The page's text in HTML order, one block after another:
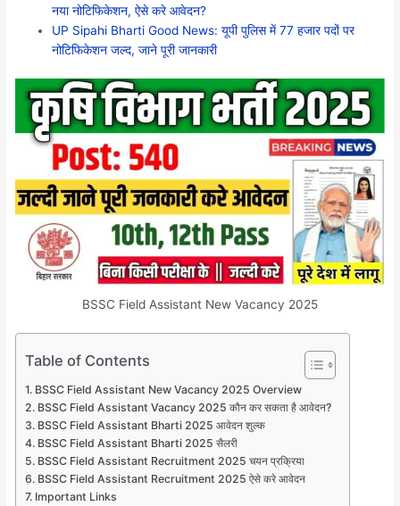
नया नोटिफिकेशन, ऐसे करे आवेदन?
UP Sipahi Bharti Good News: यूपी पुलिस में 77 हजार पदों पर
नोटिफिकेशन जल्द, जाने पूरी जानकारी
BSSC Field Assistant New Vacancy 2025
Table of Contents
BSSC Field Assistant New Vacancy 2025 Overview
BSSC Field Assistant Vacancy 2025 कौन कर सकता है आवेदन?
BSSC Field Assistant Bharti 2025 आवेदन शुल्क
BSSC Field Assistant Bharti 2025 सैलरी
BSSC Field Assistant Recruitment 2025 चयन प्रक्रिया
BSSC Field Assistant Recruitment 2025 ऐसे करे आवेदन
Important Links